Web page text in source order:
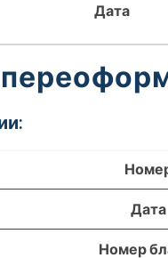
Дата
Дата
Номер